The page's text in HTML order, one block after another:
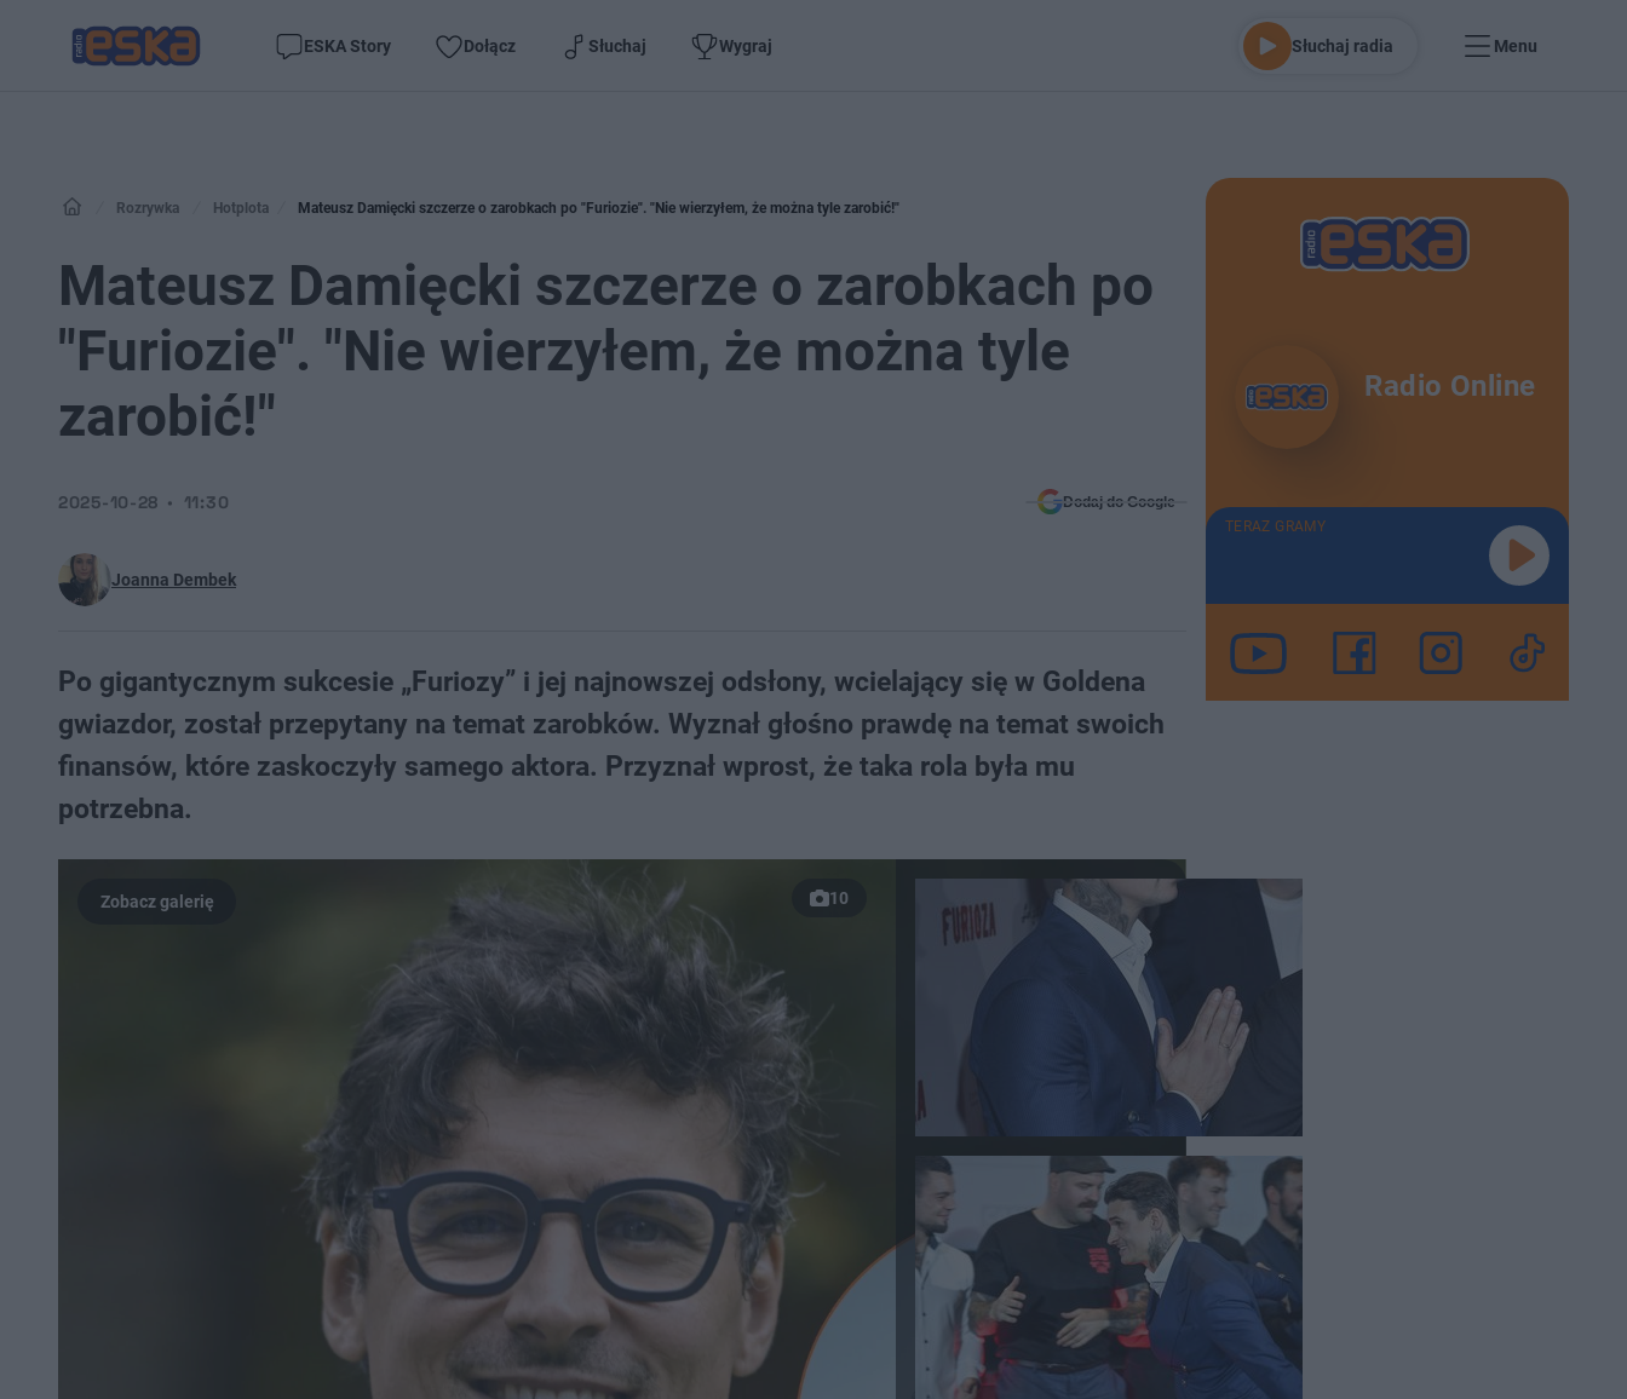
ESKA Story Dołącz Słuchaj Wygraj Słuchaj radia Menu
Rozrywka Hotplota Mateusz Damięcki szczerze o zarobkach po "Furiozie". "Nie wierzyłem, że można tyle zarobić!"
Mateusz Damięcki szczerze o zarobkach po
"Furiozie". "Nie wierzyłem, że można tyle
zarobić!"
Joanna Dembek
2025-10-28 11:30 Dodaj do Google
Po gigantycznym sukcesie „Furiozy” i jej najnowszej odsłony, wcielający się w Goldena
gwiazdor, został przepytany na temat zarobków. Wyznał głośno prawdę na temat swoich
finansów, które zaskoczyły samego aktora. Przyznał wprost, że taka rola była mu
potrzebna.
10
Radio Online
TERAZ GRAMY